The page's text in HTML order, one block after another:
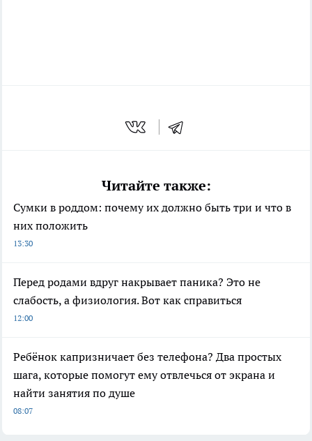
Читайте также:
Сумки в роддом: почему их должно быть три и что в
них положить
13:30
Перед родами вдруг накрывает паника? Это не
слабость, а физиология. Вот как справиться
12:00
Ребёнок капризничает без телефона? Два простых
шага, которые помогут ему отвлечься от экрана и
найти занятия по душе
08:07